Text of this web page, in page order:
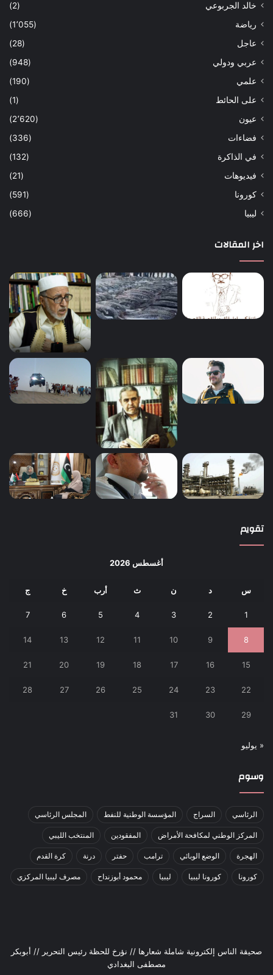
خالد الجربوعي
(2)
رياضة
(1٬055)
عاجل
(28)
عربي ودولي
(948)
علمي
(190)
على الحائط
(1)
عيون
(2٬620)
فضاءات
(336)
في الذاكرة
(132)
فيديوهات
(21)
كورونا
(591)
ليبيا
(666)
اخر المقالات
تقويم
أغسطس 2026
س د ن ث أرب خ ج
1
2
3
4
5
6
7
8
9
10
11
12
13
14
15
16
17
18
19
20
21
22
23
24
25
26
27
28
29
30
31
« يوليو
وسوم
الرئاسي السراج المؤسسة الوطنية للنفط المجلس الرئاسي
المركز الوطني لمكافحة الأمراض المفقودين المنتخب الليبي
الهجرة الوضع الوبائي ترامب حفتر درنة كرة القدم
كورونا كورونا ليبيا ليبيا محمود أبوزنداح مصرف ليبيا المركزي
صحيقة الناس إلكترونية شاملة شعارها // نؤرخ للحظة رئيس التحرير // أبوبكر
مصطفى البغدادي